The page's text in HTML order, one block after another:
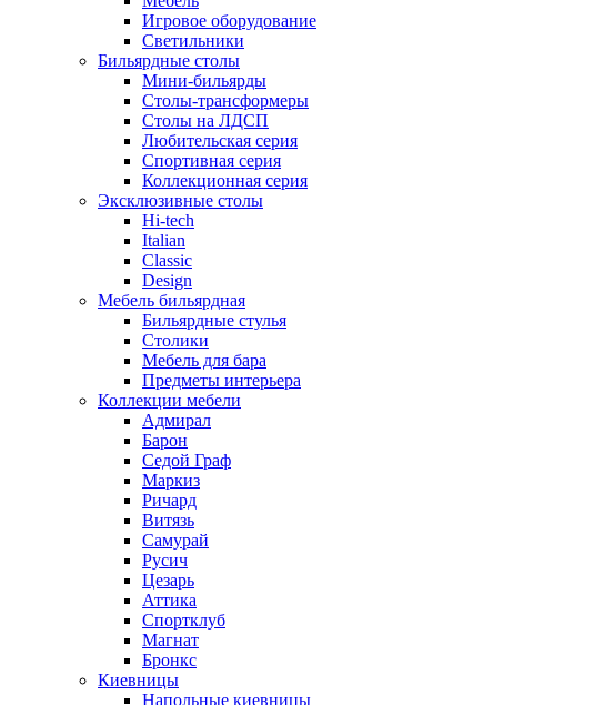
Игровое оборудование
Светильники
Бильярдные столы
Мини-бильярды
Столы-трансформеры
Столы на ЛДСП
Любительская серия
Спортивная серия
Коллекционная серия
Эксклюзивные столы
Hi-tech
Italian
Сlassic
Design
Мебель бильярдная
Бильярдные стулья
Столики
Мебель для бара
Предметы интерьера
Коллекции мебели
Адмирал
Барон
Седой Граф
Маркиз
Ричард
Витязь
Самурай
Русич
Цезарь
Аттика
Спортклуб
Магнат
Бронкс
Киевницы
Напольные киевницы